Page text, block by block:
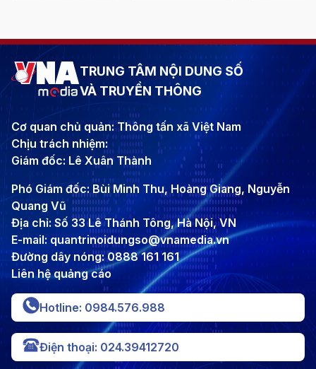
TRUNG TÂM NỘI DUNG SỐ
VÀ TRUYỀN THÔNG
Cơ quan chủ quản: Thông tấn xã Việt Nam
Chịu trách nhiệm:
Giám đốc: Lê Xuân Thành
Phó Giám đốc: Bùi Minh Thu, Hoàng Giang, Nguyễn
Quang Vũ
Địa chỉ: Số 33 Lê Thánh Tông, Hà Nội, VN
E-mail: quantrinoidungso@vnamedia.vn
Đường dây nóng: 0888 161 161
Liên hệ quảng cáo
Hotline: 0984.576.988
Điện thoại: 024.39412720